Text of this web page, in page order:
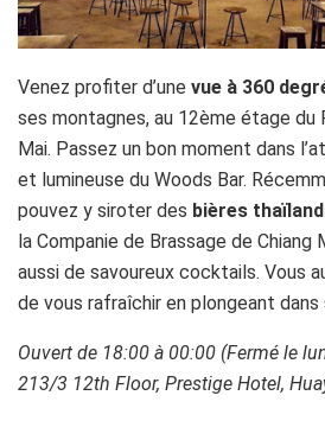
Venez profiter d’une vue à 360
ses montagnes, au 12ème étage du
Mai. Passez un bon moment dans
et lumineuse du Woods Bar.
pouvez y siroter des bières
la Companie de Brassage de Chiang
aussi de savoureux cocktails. Vous
de vous rafraîchir en plongeant dans
Ouvert de 18:00 à 00:00 (Fermé le
213/3 12th Floor, Prestige Hotel,